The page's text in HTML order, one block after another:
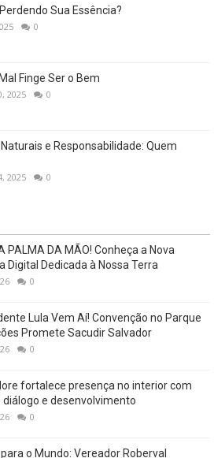
Sua Essência?
0
Finge Ser o Bem
2025 0
e Responsabilidade: Quem
2025 0
PALMA DA MÃO! Conheça a Nova
Digital Dedicada à Nossa Terra
0
Lula Vem Aí! Convenção no Parque
Promete Sacudir Salvador
0
fortalece presença no interior com
diálogo e desenvolvimento
0
o Mundo: Vereador Roberval